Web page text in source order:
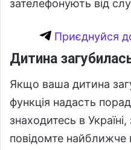
зателефонують від
Приєднуйся
Дитина
Якщо ваша дитина
функція надасть
знаходитесь в
повідомте найближче